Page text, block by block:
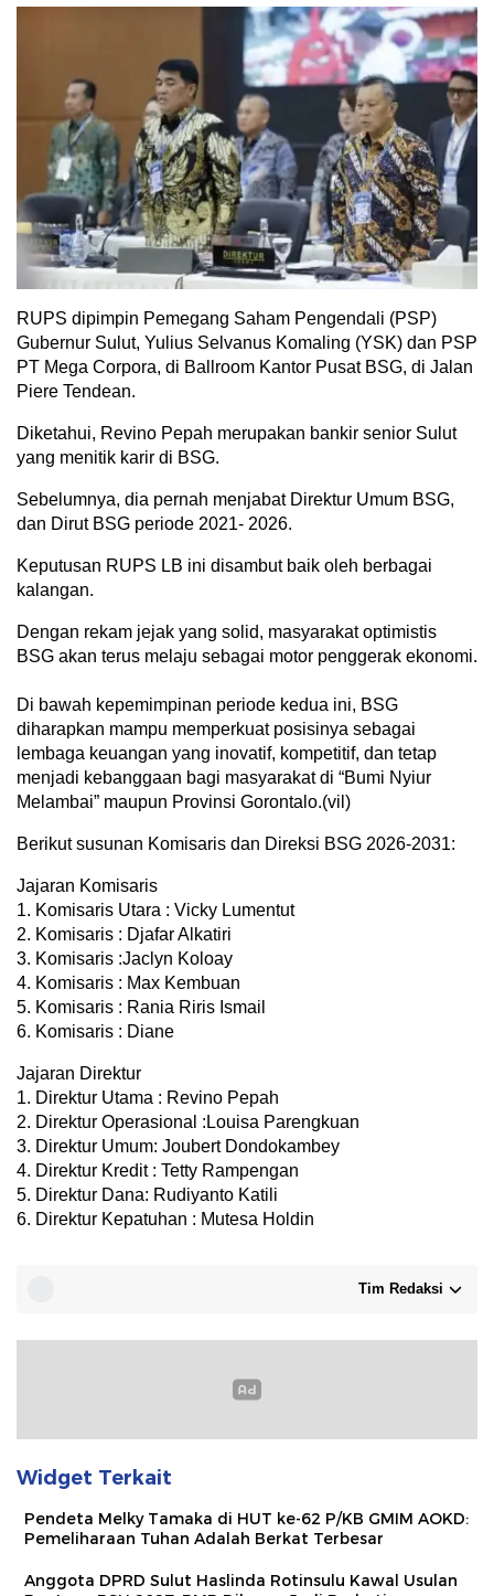
RUPS dipimpin Pemegang Saham Pengendali (PSP)
Gubernur Sulut, Yulius Selvanus Komaling (YSK) dan PSP
PT Mega Corpora, di Ballroom Kantor Pusat BSG, di Jalan
Piere Tendean.
Diketahui, Revino Pepah merupakan bankir senior Sulut
yang menitik karir di BSG.
Sebelumnya, dia pernah menjabat Direktur Umum BSG,
dan Dirut BSG periode 2021- 2026.
Keputusan RUPS LB ini disambut baik oleh berbagai
kalangan.
Dengan rekam jejak yang solid, masyarakat optimistis
BSG akan terus melaju sebagai motor penggerak ekonomi.
Di bawah kepemimpinan periode kedua ini, BSG
diharapkan mampu memperkuat posisinya sebagai
lembaga keuangan yang inovatif, kompetitif, dan tetap
menjadi kebanggaan bagi masyarakat di “Bumi Nyiur
Melambai” maupun Provinsi Gorontalo.(vil)
Berikut susunan Komisaris dan Direksi BSG 2026-2031:
Jajaran Komisaris
1. Komisaris Utara : Vicky Lumentut
2. Komisaris : Djafar Alkatiri
3. Komisaris :Jaclyn Koloay
4. Komisaris : Max Kembuan
5. Komisaris : Rania Riris Ismail
6. Komisaris : Diane
Jajaran Direktur
1. Direktur Utama : Revino Pepah
2. Direktur Operasional :Louisa Parengkuan
3. Direktur Umum: Joubert Dondokambey
4. Direktur Kredit : Tetty Rampengan
5. Direktur Dana: Rudiyanto Katili
6. Direktur Kepatuhan : Mutesa Holdin
Tim Redaksi
Widget Terkait
Pendeta Melky Tamaka di HUT ke-62 P/KB GMIM AOKD:
Pemeliharaan Tuhan Adalah Berkat Terbesar
Anggota DPRD Sulut Haslinda Rotinsulu Kawal Usulan